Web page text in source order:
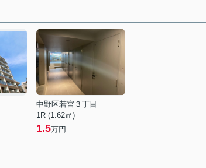
中野区若宮３丁目
1R (1.62㎡)
1.5万円